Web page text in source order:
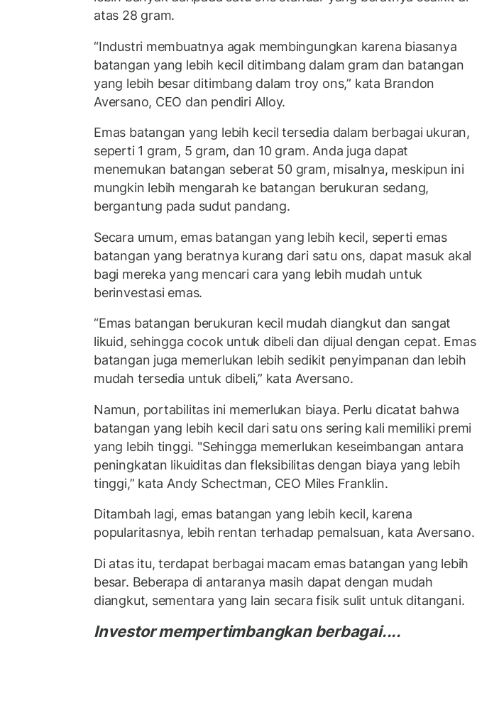
atas 28 gram.
“Industri membuatnya agak membingungkan karena biasanya
batangan yang lebih kecil ditimbang dalam gram dan batangan
yang lebih besar ditimbang dalam troy ons,” kata Brandon
Aversano, CEO dan pendiri Alloy.
Emas batangan yang lebih kecil tersedia dalam berbagai ukuran,
seperti 1 gram, 5 gram, dan 10 gram. Anda juga dapat
menemukan batangan seberat 50 gram, misalnya, meskipun ini
mungkin lebih mengarah ke batangan berukuran sedang,
bergantung pada sudut pandang.
Secara umum, emas batangan yang lebih kecil, seperti emas
batangan yang beratnya kurang dari satu ons, dapat masuk akal
bagi mereka yang mencari cara yang lebih mudah untuk
berinvestasi emas.
“Emas batangan berukuran kecil mudah diangkut dan sangat
likuid, sehingga cocok untuk dibeli dan dijual dengan cepat. Emas
batangan juga memerlukan lebih sedikit penyimpanan dan lebih
mudah tersedia untuk dibeli,” kata Aversano.
Namun, portabilitas ini memerlukan biaya. Perlu dicatat bahwa
batangan yang lebih kecil dari satu ons sering kali memiliki premi
yang lebih tinggi. "Sehingga memerlukan keseimbangan antara
peningkatan likuiditas dan fleksibilitas dengan biaya yang lebih
tinggi,” kata Andy Schectman, CEO Miles Franklin.
Ditambah lagi, emas batangan yang lebih kecil, karena
popularitasnya, lebih rentan terhadap pemalsuan, kata Aversano.
Di atas itu, terdapat berbagai macam emas batangan yang lebih
besar. Beberapa di antaranya masih dapat dengan mudah
diangkut, sementara yang lain secara fisik sulit untuk ditangani.
Investor mempertimbangkan berbagai....